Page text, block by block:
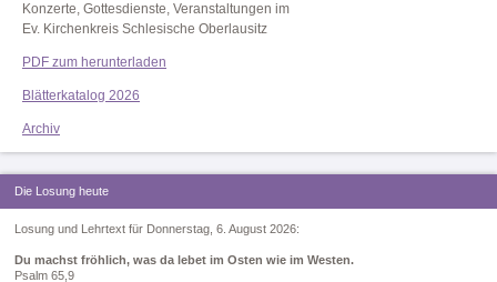
Konzerte, Gottesdienste, Veranstaltungen im
Ev. Kirchenkreis Schlesische Oberlausitz
PDF zum herunterladen
Blätterkatalog 2026
Archiv
Die Losung heute
Losung und Lehrtext für Donnerstag, 6. August 2026:
Du machst fröhlich, was da lebet im Osten wie im Westen.
Psalm 65,9